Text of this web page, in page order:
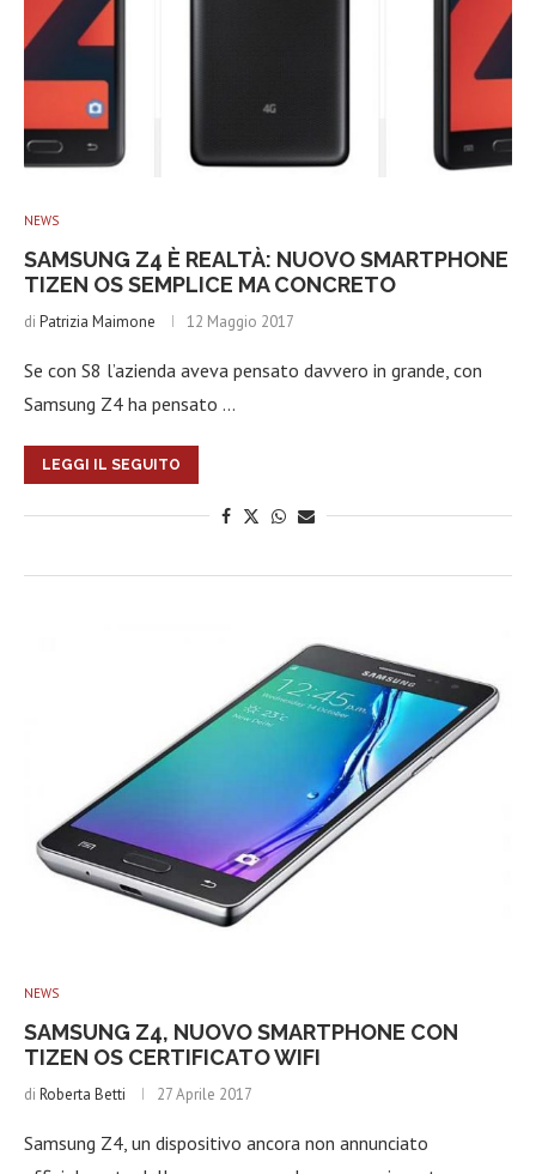
NEWS
SAMSUNG Z4 È REALTÀ: NUOVO SMARTPHONE
TIZEN OS SEMPLICE MA CONCRETO
di Patrizia Maimone 12 Maggio 2017
Se con S8 l’azienda aveva pensato davvero in grande, con
Samsung Z4 ha pensato …
LEGGI IL SEGUITO
NEWS
SAMSUNG Z4, NUOVO SMARTPHONE CON
TIZEN OS CERTIFICATO WIFI
di Roberta Betti 27 Aprile 2017
Samsung Z4, un dispositivo ancora non annunciato